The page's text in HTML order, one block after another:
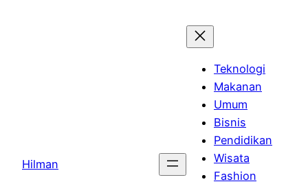
Hilman
Teknologi
Makanan
Umum
Bisnis
Pendidikan
Wisata
Fashion